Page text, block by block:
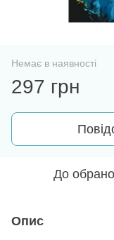
Немає в наявності
297 грн
До
Опис